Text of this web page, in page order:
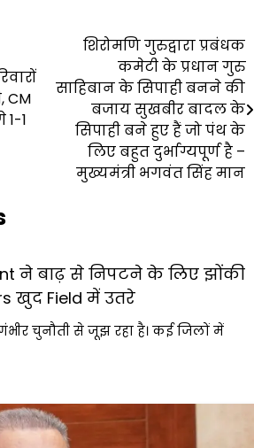
CM
1
शिरोमणि गुरुद्वारा प्रबंधक
कमेटी के प्रधान गुरु
साहिबान के सिपाही बनने की
बजाय सुखबीर बादल के
सिपाही बने हुए हैं जो पंथ के
लिए बहुत दुर्भाग्यपूर्ण है –
मुख्यमंत्री भगवंत सिंह मान
ने बाढ़ से निपटने के लिए झोंकी
खुद Field में उतरे
चुनौती से जूझ रहा है। कई जिलों में